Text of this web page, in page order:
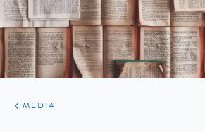
ARTIKELEN
VARIA
MEDIA